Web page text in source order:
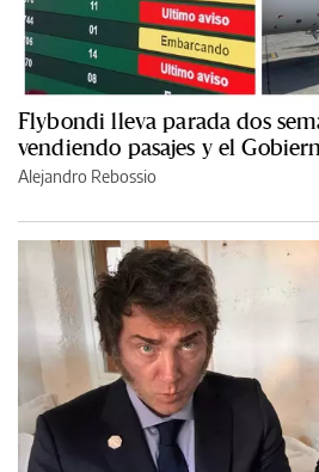
Flybondi lleva parada dos
vendiendo pasajes y el
Alejandro Rebossio